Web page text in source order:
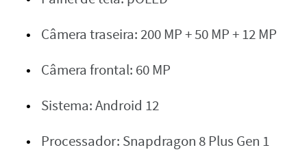
Câmera traseira: 200 MP + 50 MP + 12 MP
Câmera frontal: 60 MP
Sistema: Android 12
Processador: Snapdragon 8 Plus Gen 1